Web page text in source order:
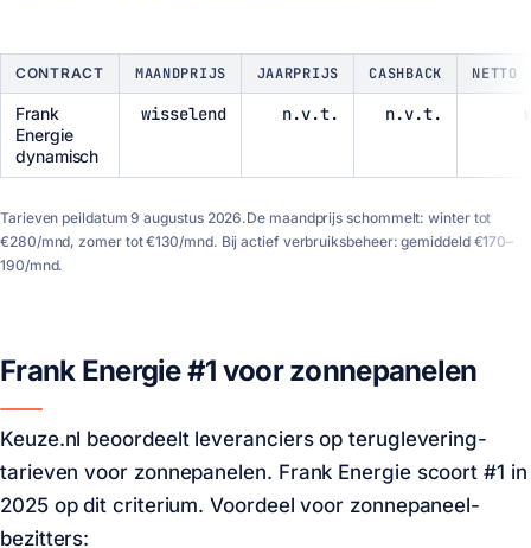
CONTRACT MAANDPRIJS JAARPRIJS CASHBACK NETTO
Frank
Energie
dynamisch
wisselend n.v.t. n.v.t.
Tarieven peildatum9 augustus 2026.De maandprijs schommelt: winter tot
€280/mnd, zomer tot €130/mnd. Bij actief verbruiksbeheer: gemiddeld €170–
190/mnd.
Frank Energie #1 voor zonnepanelen
Keuze.nl beoordeelt leveranciers op teruglevering-
tarieven voor zonnepanelen. Frank Energie scoort #1 in
2025 op dit criterium. Voordeel voor zonnepaneel-
bezitters: